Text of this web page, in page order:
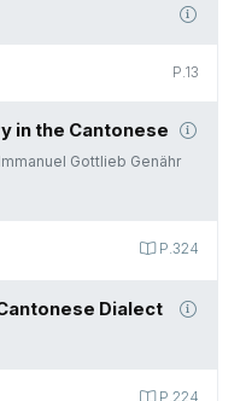
P.13
in the Cantonese
Gottlieb Genähr
P.324
Dialect